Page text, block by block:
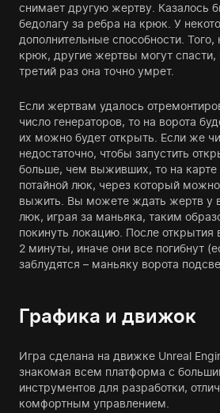
снимает другую жертву. Казалось
бедолагу за ребра на крюк. У
дополнительные способности. Того,
крюк, другие жертвы могут спасти,
третий раз она точно умрет.
Если жертвам удалось
число генераторов, то на ворота
их можно будет открыть. Если же
недостаточно, чтобы запустить
больше, чем выживших, то на карте
потайной люк, через который
выжить. Вы можете ждать жертв у
люк, играя за маньяка, таким
покинуть локацию. После открытия
2 минуты, иначе они все погибнут
заблудятся – маньяку ворота
Графика и движок
Игра сделана на движке Unreal
знакомая всем платформа с
инструментов для разработки,
комфортным управлением.